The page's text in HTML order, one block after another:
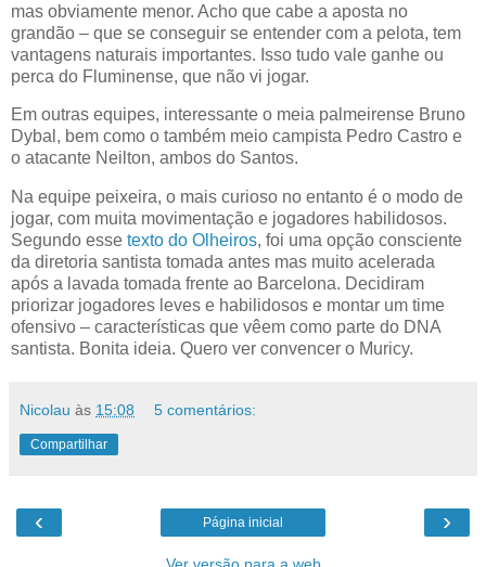
mas obviamente menor. Acho que cabe a aposta no
grandão – que se conseguir se entender com a pelota, tem
vantagens naturais importantes. Isso tudo vale ganhe ou
perca do Fluminense, que não vi jogar.
Em outras equipes, interessante o meia palmeirense Bruno
Dybal, bem como o também meio campista Pedro Castro e
o atacante Neilton, ambos do Santos.
Na equipe peixeira, o mais curioso no entanto é o modo de
jogar, com muita movimentação e jogadores habilidosos.
Segundo esse texto do Olheiros, foi uma opção consciente
da diretoria santista tomada antes mas muito acelerada
após a lavada tomada frente ao Barcelona. Decidiram
priorizar jogadores leves e habilidosos e montar um time
ofensivo – características que vêem como parte do DNA
santista. Bonita ideia. Quero ver convencer o Muricy.
Nicolau às 15:08 5 comentários:
Compartilhar
‹ ›
Página inicial